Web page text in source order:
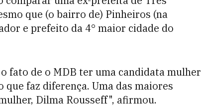
que (o bairro de) Pinheiros (na
e prefeito da 4° maior cidade do
fato de o MDB ter uma candidata mulher
faz diferença. Uma das maiores
Dilma Rousseff", afirmou.